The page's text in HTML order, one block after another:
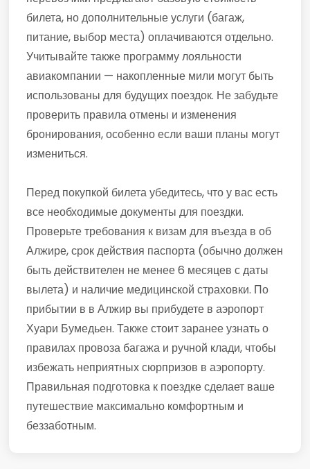
билета, но дополнительные услуги (багаж,
питание, выбор места) оплачиваются отдельно.
Учитывайте также программу лояльности
авиакомпании — накопленные мили могут быть
использованы для будущих поездок. Не забудьте
проверить правила отмены и изменения
бронирования, особенно если ваши планы могут
измениться.
Перед покупкой билета убедитесь, что у вас есть
все необходимые документы для поездки.
Проверьте требования к визам для въезда в об
Алжире, срок действия паспорта (обычно должен
быть действителен не менее 6 месяцев с даты
вылета) и наличие медицинской страховки. По
прибытии в в Алжир вы прибудете в аэропорт
Хуари Бумедьен. Также стоит заранее узнать о
правилах провоза багажа и ручной клади, чтобы
избежать неприятных сюрпризов в аэропорту.
Правильная подготовка к поездке сделает ваше
путешествие максимально комфортным и
беззаботным.